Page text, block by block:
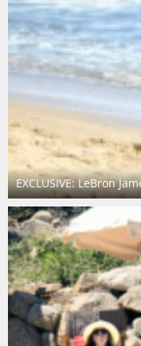
EXCLUSIVE: LeBron